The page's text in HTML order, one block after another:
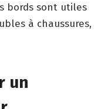
bords sont utiles
à chaussures,
un